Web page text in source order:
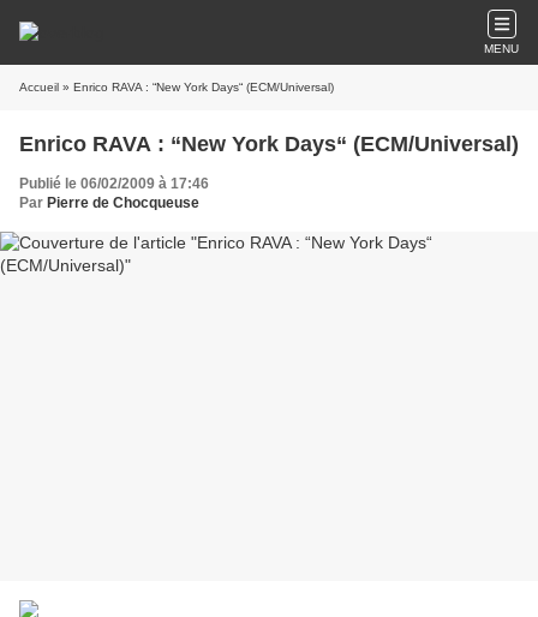
MENU
Accueil » Enrico RAVA : “New York Days“ (ECM/Universal)
Enrico RAVA : “New York Days“ (ECM/Universal)
Publié le 06/02/2009 à 17:46
Par Pierre de Chocqueuse